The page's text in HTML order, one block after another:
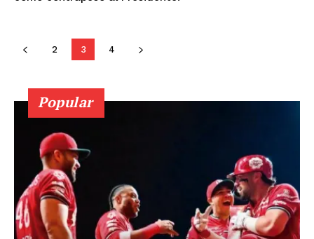
2 3 4
Popular